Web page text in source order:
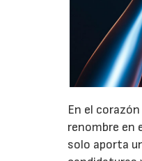
En el
renombre en
solo aporta